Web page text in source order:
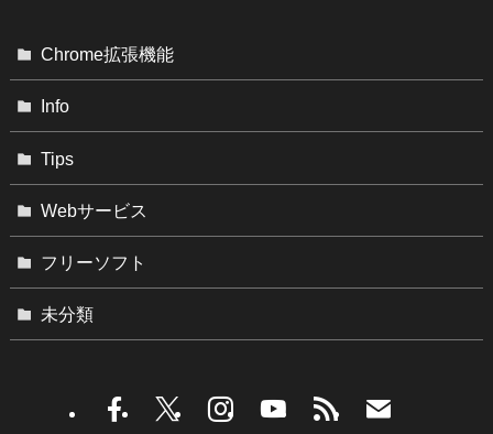
Chrome拡張機能
Info
Tips
Webサービス
フリーソフト
未分類